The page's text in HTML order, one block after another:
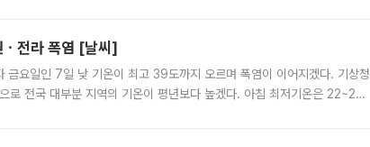
전라 폭염 [날씨]
금요일인 7일 낮 기온이 최고 39도까지 오르며 폭염이 이어지겠다. 기상청
로 전국 대부분 지역의 기온이 평년보다 높겠다. 아침 최저기온은 22~27